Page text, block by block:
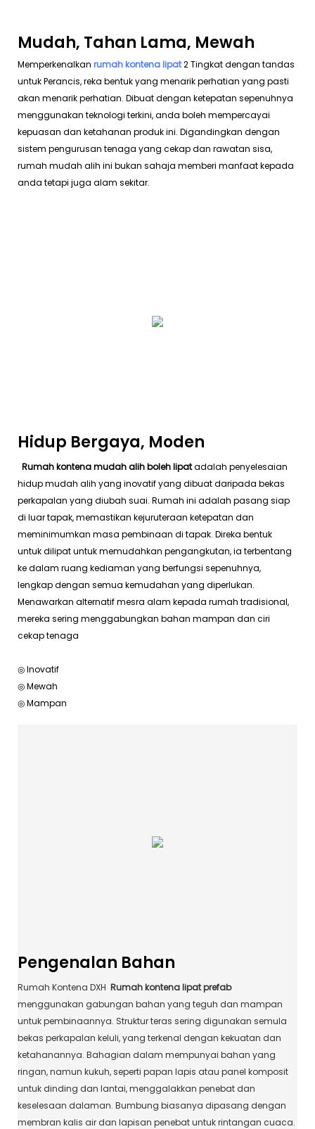
Mudah, Tahan Lama, Mewah
Memperkenalkan rumah kontena lipat2 Tingkat dengan tandas
untuk Perancis, reka bentuk yang menarik perhatian yang pasti
akan menarik perhatian. Dibuat dengan ketepatan sepenuhnya
menggunakan teknologi terkini, anda boleh mempercayai
kepuasan dan ketahanan produk ini. Digandingkan dengan
sistem pengurusan tenaga yang cekap dan rawatan sisa,
rumah mudah alih ini bukan sahaja memberi manfaat kepada
anda tetapi juga alam sekitar.
Hidup Bergaya, Moden
Rumah kontena mudah alih boleh lipatadalah penyelesaian
hidup mudah alih yang inovatif yang dibuat daripada bekas
perkapalan yang diubah suai. Rumah ini adalah pasang siap
di luar tapak, memastikan kejuruteraan ketepatan dan
meminimumkan masa pembinaan di tapak. Direka bentuk
untuk dilipat untuk memudahkan pengangkutan, ia terbentang
ke dalam ruang kediaman yang berfungsi sepenuhnya,
lengkap dengan semua kemudahan yang diperlukan.
Menawarkan alternatif mesra alam kepada rumah tradisional,
mereka sering menggabungkan bahan mampan dan ciri
cekap tenaga
◎ Inovatif
◎ Mewah
◎ Mampan
Pengenalan Bahan
Rumah Kontena DXH Rumah kontena lipat prefab
menggunakan gabungan bahan yang teguh dan mampan
untuk pembinaannya. Struktur teras sering digunakan semula
bekas perkapalan keluli, yang terkenal dengan kekuatan dan
ketahanannya. Bahagian dalam mempunyai bahan yang
ringan, namun kukuh, seperti papan lapis atau panel komposit
untuk dinding dan lantai, menggalakkan penebat dan
keselesaan dalaman. Bumbung biasanya dipasang dengan
membran kalis air dan lapisan penebat untuk rintangan cuaca.